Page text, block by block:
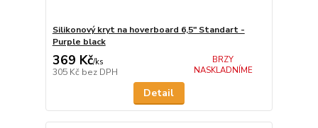
Silikonový kryt na hoverboard 6,5" Standart -
Purple black
369 Kč/ks
305 Kč bez DPH
BRZY
NASKLADNÍME
Detail